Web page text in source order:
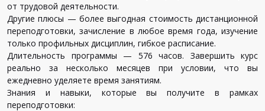
от трудовой деятельности.
Другие плюсы — более выгодная стоимость дистанционной
переподготовки, зачисление в любое время года, изучение
только профильных дисциплин, гибкое расписание.
Длительность программы — 576 часов. Завершить курс
реально за несколько месяцев при условии, что вы
ежедневно уделяете время занятиям.
Знания и навыки, которые вы получите в рамках
переподготовки: